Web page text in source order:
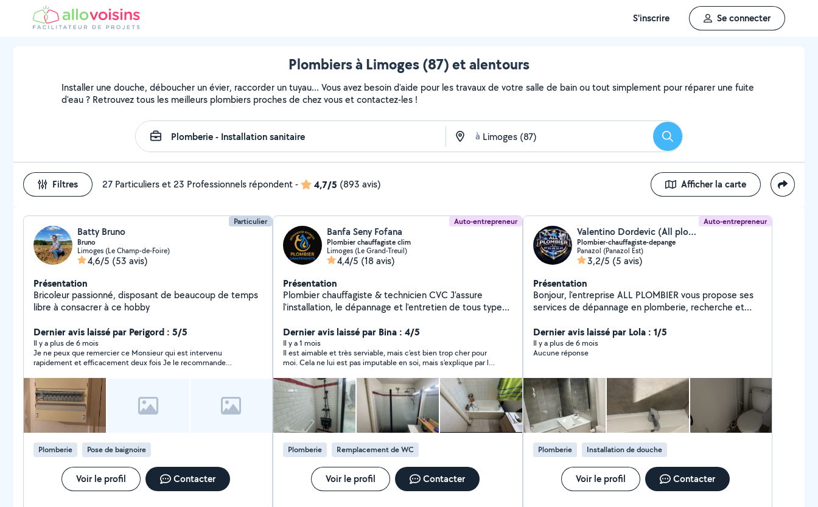
S'inscrire Se connecter
Plombiers à Limoges (87) et alentours
Installer une douche, déboucher un évier, raccorder un tuyau... Vous avez besoin d'aide pour les travaux de votre salle de bain ou tout simplement pour réparer une fuite
d'eau ? Retrouvez tous les meilleurs plombiers proches de chez vous et contactez-les !
à Rechercher
Filtres 27 Particuliers et 23 Professionnels répondent- 4,7/5 (893 avis) Afficher la carte
Particulier
Batty Bruno
Bruno
Limoges (Le Champ-de-Foire)
4,6/5 (53 avis)
Présentation
Bricoleur passionné, disposant de beaucoup de temps
libre à consacrer à ce hobby
Dernier avis laissé par Perigord : 5/5
Il y a plus de 6 mois
Je ne peux que remercier ce Monsieur qui est intervenu
rapidement et efficacement deux fois Je le recommande
Plomberie Pose de baignoire
Voir le profil Contacter
Auto-entrepreneur
Banfa Seny Fofana
Plombier chauffagiste clim
Limoges (Le Grand-Treuil)
4,4/5 (18 avis)
Présentation
Plombier chauffagiste & technicien CVC J'assure
l'installation, le dépannage et l'entretien de tous types
climatisation. Sérieux et réactif, je vous accompagne
pour des interventions rapides et de qualité.
Dernier avis laissé par Bina : 4/5
Il y a 1 mois
Il est aimable et très serviable, mais c'est bien trop cher pour
moi. Cela ne lui est pas imputable en soi, mais s'explique par la
générale des prix et des frais.
Plomberie Remplacement de WC
Voir le profil Contacter
Auto-entrepreneur
Valentino Dordevic (All plombier)
Plombier-chauffagiste-depange
Panazol (Panazol Est)
3,2/5 (5 avis)
Présentation
Bonjour, l'entreprise ALL PLOMBIER vous propose ses
services de dépannage en plomberie, recherche et
thermiques, installation et entretien de VMC, création
et rénovation de salles de bains sur mesure,
remplacement de chauffe-eau, robinetterie, WC et
Dernier avis laissé par Lola : 1/5
Il y a plus de 6 mois
Aucune réponse
Plomberie Installation de douche
Voir le profil Contacter